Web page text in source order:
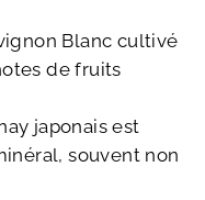
Blanc cultivé
de fruits
japonais est
souvent non